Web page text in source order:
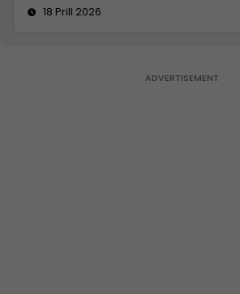
18 Prill 2026